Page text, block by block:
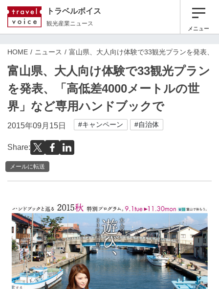
トラベルボイス
観光産業ニュース
メニュー
HOME ニュース 富山県、大人向け体験で33観光プランを発表、
富山県、大人向け体験で33観光プラン
を発表、「高低差4000メートルの世
界」など専用ハンドブックで
2015年09月15日 #キャンペーン #自治体
Share:
メールに転送